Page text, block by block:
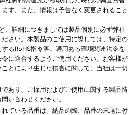
す。また、情報は予告なく変更されること
、詳細につきましては製品個別に必ず弊社
さい。本製品のご使用に際しては、特定の
るRoHS指令等、適用ある環境関連法令を
に適合するようご使用ください。お客様が
とにより生じた損害に関して、当社は一切
あり、ご採用およびご使用に関する製品情
い合わせください。
ている品番は、納品の際、品番の末尾に付